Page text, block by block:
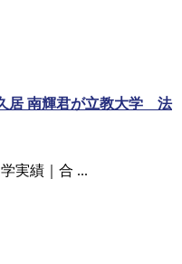
居 南輝君が立教大学 法
実績｜合 ...